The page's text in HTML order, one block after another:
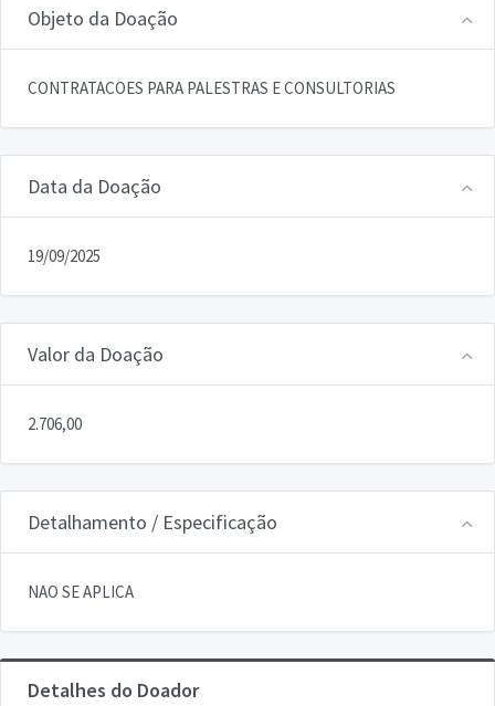
Objeto da Doação
CONTRATACOES PARA PALESTRAS E CONSULTORIAS
Data da Doação
19/09/2025
Valor da Doação
2.706,00
Detalhamento / Especificação
NAO SE APLICA
Detalhes do Doador